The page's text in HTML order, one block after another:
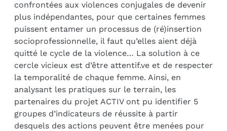
confrontées aux violences conjugales de devenir
plus indépendantes, pour que certaines femmes
puissent entamer un processus de (ré)insertion
socioprofessionnelle, il faut qu’elles aient déjà
quitté le cycle de la violence… La solution à ce
cercle vicieux est d’être attentif.ve et de respecter
la temporalité de chaque femme. Ainsi, en
analysant les pratiques sur le terrain, les
partenaires du projet ACTIV ont pu identifier 5
groupes d’indicateurs de réussite à partir
desquels des actions peuvent être menées pour